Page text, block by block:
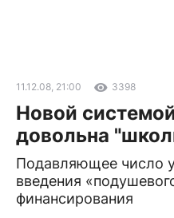
11.12.08, 21:00 3398
Новой
довольна
Подавляющее число
введения
финансирования